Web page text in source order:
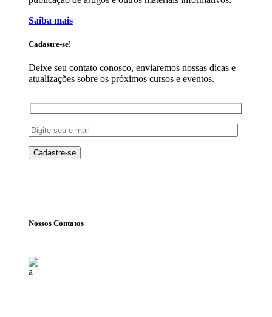
Saiba mais
Cadastre-se!
Deixe seu contato conosco, enviaremos nossas dicas e
atualizações sobre os próximos cursos e eventos.
Nossos Contatos